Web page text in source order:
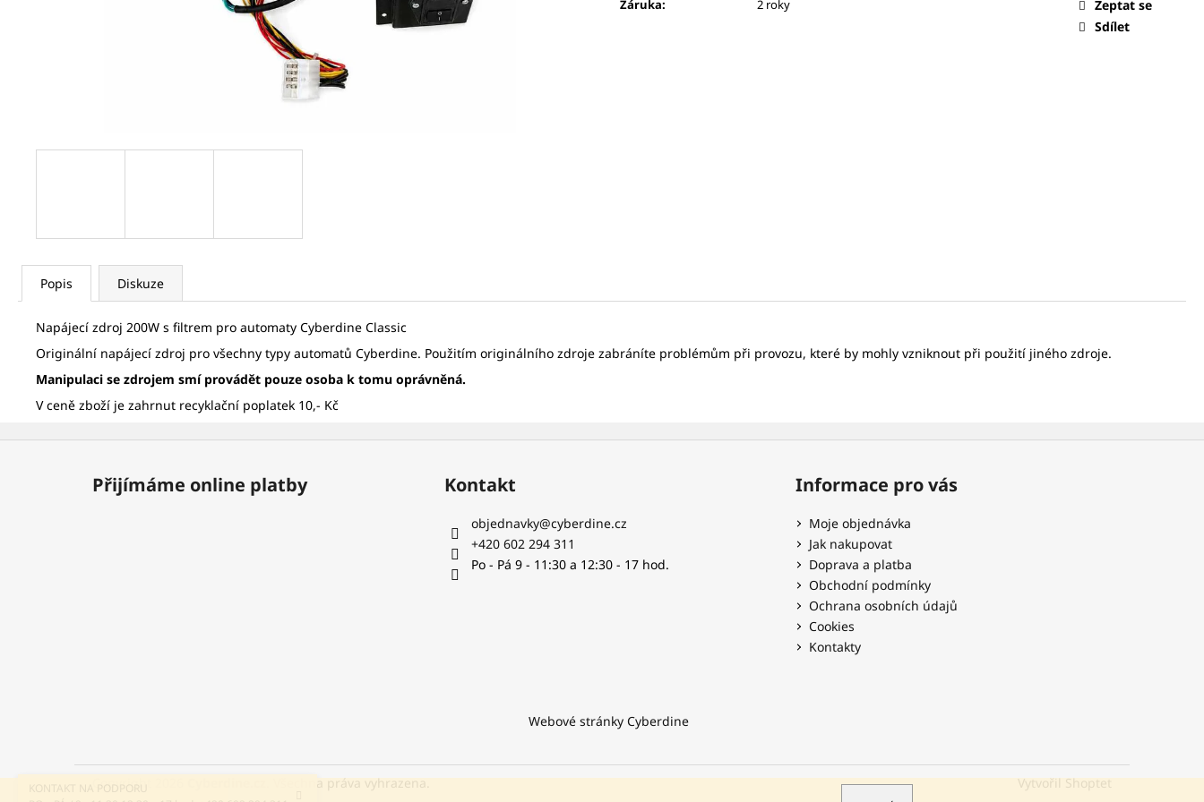
KONTAKT NA PODPORU
Záruka: 2 roky
Zeptat se
Sdílet
Popis Diskuze
Napájecí zdroj 200W s filtrem pro automaty Cyberdine Classic
Originální napájecí zdroj pro všechny typy automatů Cyberdine. Použitím originálního zdroje zabráníte problémům při provozu, které by mohly vzniknout při použití jiného zdroje.
Manipulaci se zdrojem smí provádět pouze osoba k tomu oprávněná.
V ceně zboží je zahrnut recyklační poplatek 10,- Kč
BAREL ŠIPKY 1/4 - 1/4 (SILNÝ/SILNÝ)
LETKA NYLON S NÁSADKOU 1/4 ŽLUTÁ
7,14 Kč
LETKA NYLON S NÁSADKOU 1/4
Z
Přijímáme online platby Kontakt
objednavky@cyberdine.cz
+420 602 294 311
Po - Pá 9 - 11:30 a 12:30 - 17 hod.
Informace pro vás
Moje objednávka
Jak nakupovat
Doprava a platba
Obchodní podmínky
Ochrana osobních údajů
Cookies
Kontakty
Webové stránky Cyberdine
Vytvořil Shoptet
Copyright 2026 . Všechna práva vyhrazena.